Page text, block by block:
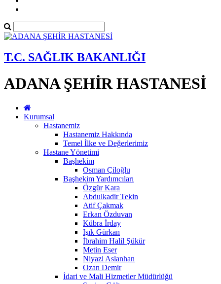
T.C. SAĞLIK BAKANLIĞI
ADANA ŞEHİR HASTANESİ
Kurumsal
Hastanemiz
Hastanemiz Hakkında
Temel İlke ve Değerlerimiz
Hastane Yönetimi
Başhekim
Osman Çiloğlu
Başhekim Yardımcıları
Özgür Kara
Abdulkadir Tekin
Atif Çakmak
Erkan Özduvan
Kübra İrday
Işık Gürkan
İbrahim Halil Şükür
Metin Eser
Niyazi Aslanhan
Ozan Demir
İdari ve Mali Hizmetler Müdürlüğü